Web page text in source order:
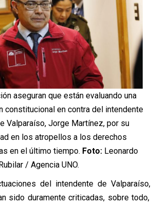
aseguran que están evaluando una
constitucional en contra del intendente
Valparaíso, Jorge Martínez, por su
en los atropellos a los derechos
en el último tiempo. Foto:Leonardo
Rubilar / Agencia UNO.
del intendente de Valparaíso,
sido duramente criticadas, sobre todo,